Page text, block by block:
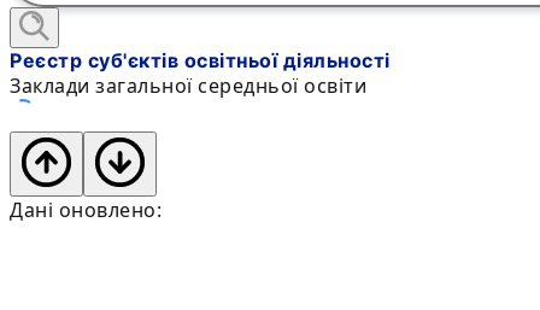
Реєстр суб'єктів освітньої діяльності
Заклади загальної середньої освіти
Дані оновлено: